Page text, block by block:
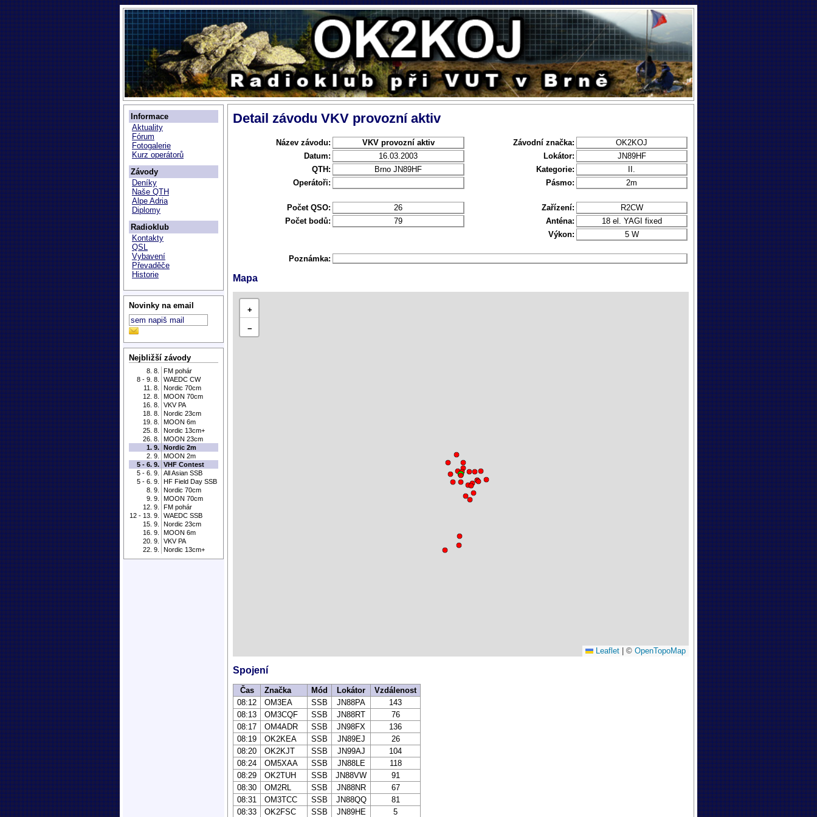
Informace
Aktuality
Fórum
Fotogalerie
Kurz operátorů
Závody
Deníky
Naše QTH
Alpe Adria
Diplomy
Radioklub
Kontakty
QSL
Vybavení
Převaděče
Historie
Novinky na email
Nejbližší závody
8. 8.
FM pohár
8 - 9. 8.
WAEDC CW
11. 8.
Nordic 70cm
12. 8.
MOON 70cm
16. 8.
VKV PA
18. 8.
Nordic 23cm
19. 8.
MOON 6m
25. 8.
Nordic 13cm+
26. 8.
MOON 23cm
1. 9. Nordic 2m
2. 9.
MOON 2m
5 - 6. 9. VHF Contest
5 - 6. 9.
All Asian SSB
5 - 6. 9.
HF Field Day SSB
8. 9.
Nordic 70cm
9. 9.
MOON 70cm
12. 9.
FM pohár
12 - 13. 9.
WAEDC SSB
15. 9.
Nordic 23cm
16. 9.
MOON 6m
20. 9.
VKV PA
22. 9.
Nordic 13cm+
Detail závodu VKV provozní aktiv
Název závodu: VKV provozní aktiv Závodní značka:
OK2KOJ
Datum:
16.03.2003 Lokátor:
JN89HF
QTH:
Brno JN89HF Kategorie:
II.
Operátoři:
Pásmo: 2m
Počet QSO: 26 Zařízení:
R2CW
Počet bodů:
79 Anténa:
18 el. YAGI fixed
Výkon:
5 W
Poznámka:
Mapa
+
−
Leaflet © OpenTopoMap
Spojení
Čas Značka Mód Lokátor
Vzdálenost
08:12
OM3EA SSB JN88PA
143
08:13
OM3CQF SSB JN88RT
76
08:17
OM4ADR SSB JN98FX
136
08:19
OK2KEA SSB JN89EJ
26
08:20
OK2KJT SSB JN99AJ
104
08:24
OM5XAA SSB JN88LE
118
08:29
OK2TUH SSB JN88VW
91
08:30
OM2RL SSB JN88NR
67
08:31
OM3TCC SSB JN88QQ
81
08:33
OK2FSC SSB JN89HE 5